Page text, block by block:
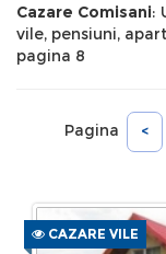
Cazare Comisani:
vile, pensiuni,
pagina 8
Pagina <
CAZARE VILE